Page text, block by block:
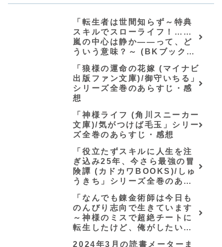
「転生者は世間知らず～特典
スキルでスローライフ！……
嵐の中心は静か――って、ど
ういう意味？～ (BKブック
らすじ・感想
「狼様の運命の花嫁 (マイナビ
出版ファン文庫)/御守いちる」
シリーズ全巻のあらすじ・感
想
「神様ライフ (角川スニーカー
文庫)/気がつけば毛玉」シリー
ズ全巻のあらすじ・感想
「役立たずスキルに人生を注
ぎ込み25年、今さら最強の冒
険譚 (カドカワBOOKS)/しゅ
うきち」シリーズ全巻のあら
「なんでも錬金術師は今日も
のんびり志向で生きています
～神様のミスで超絶チートに
転生したけど、俺がしたいの
2024年3月の読書メーターま